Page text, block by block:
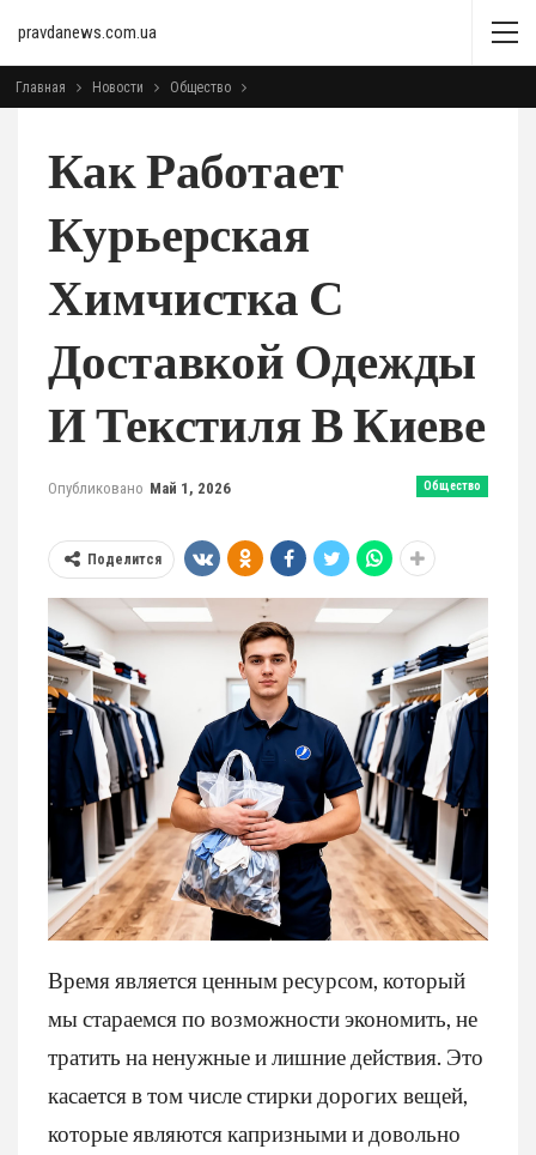
pravdanews.com.ua
Главная Новости Общество
Как Работает
Курьерская
Химчистка С
Доставкой Одежды
И Текстиля В Киеве
Общество
Опубликовано Май 1, 2026
Поделится
Время является ценным ресурсом, который
мы стараемся по возможности экономить, не
тратить на ненужные и лишние действия. Это
касается в том числе стирки дорогих вещей,
которые являются капризными и довольно